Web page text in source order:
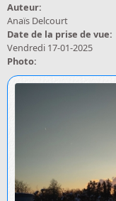
Auteur:
Anaïs Delcourt
Date de la prise de vue:
Vendredi 17-01-2025
Photo: